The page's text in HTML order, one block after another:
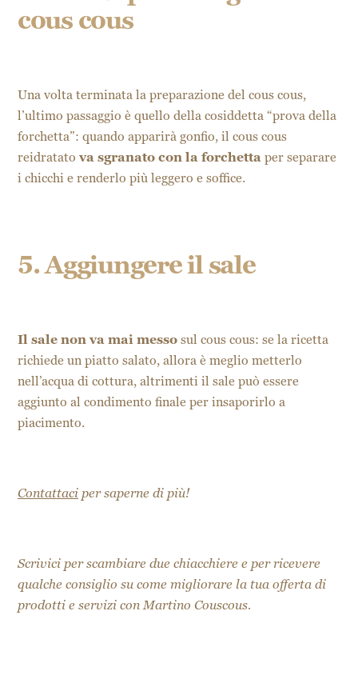
cous cous
Una volta terminata la preparazione del cous cous,
l’ultimo passaggio è quello della cosiddetta “prova della
forchetta”: quando apparirà gonfio, il cous cous
reidratato va sgranato con la forchetta per separare
i chicchi e renderlo più leggero e soffice.
5. Aggiungere il sale
Il sale non va mai messo sul cous cous: se la ricetta
richiede un piatto salato, allora è meglio metterlo
nell’acqua di cottura, altrimenti il sale può essere
aggiunto al condimento finale per insaporirlo a
piacimento.
Contattaci per saperne di più!
Scrivici per scambiare due chiacchiere e per ricevere
qualche consiglio su come migliorare la tua offerta di
prodotti e servizi con Martino Couscous.